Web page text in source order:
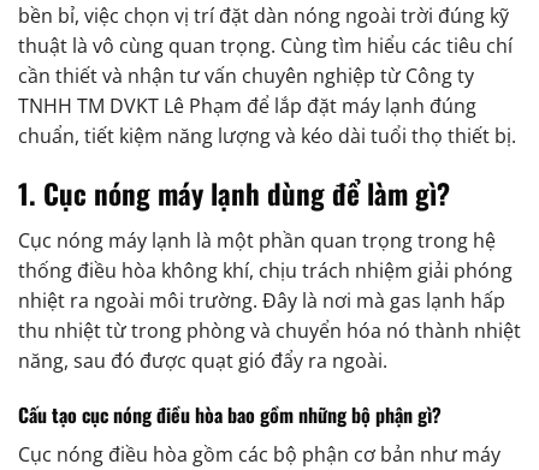
bền bỉ, việc chọn vị trí đặt dàn nóng ngoài trời đúng kỹ
thuật là vô cùng quan trọng. Cùng tìm hiểu các tiêu chí
cần thiết và nhận tư vấn chuyên nghiệp từ Công ty
TNHH TM DVKT Lê Phạm để lắp đặt máy lạnh đúng
chuẩn, tiết kiệm năng lượng và kéo dài tuổi thọ thiết bị.
1. Cục nóng máy lạnh dùng để làm gì?
Cục nóng máy lạnh là một phần quan trọng trong hệ
thống điều hòa không khí, chịu trách nhiệm giải phóng
nhiệt ra ngoài môi trường. Đây là nơi mà gas lạnh hấp
thu nhiệt từ trong phòng và chuyển hóa nó thành nhiệt
năng, sau đó được quạt gió đẩy ra ngoài.
Cấu tạo cục nóng điều hòa bao gồm những bộ phận gì?
Cục nóng điều hòa gồm các bộ phận cơ bản như máy